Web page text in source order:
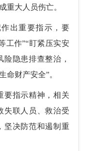
重大人员伤亡。
出重要指示，要
工作”“盯紧压实安
隐患排查整治，
命财产安全”。
指示精神，相关
失联人员、救治受
坚决防范和遏制重